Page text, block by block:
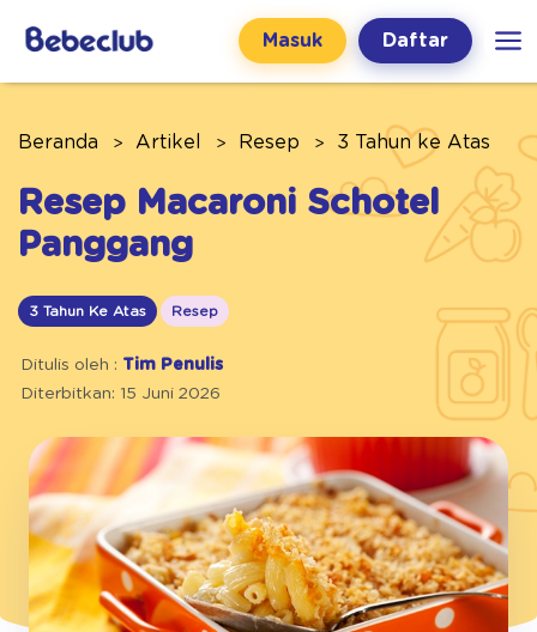
Masuk Daftar
Beranda Artikel Resep 3 Tahun ke Atas
Resep Macaroni Schotel
Panggang
3 Tahun Ke Atas Resep
Ditulis oleh : Tim Penulis
Diterbitkan: 15 Juni 2026